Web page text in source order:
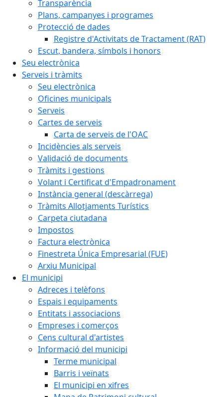
Transparència
Plans, campanyes i programes
Protecció de dades
Registre d'Activitats de Tractament (RAT)
Escut, bandera, símbols i honors
Seu electrònica
Serveis i tràmits
Seu electrònica
Oficines municipals
Serveis
Cartes de serveis
Carta de serveis de l'OAC
Incidències als serveis
Validació de documents
Tràmits i gestions
Volant i Certificat d'Empadronament
Instància general (descàrrega)
Tràmits Allotjaments Turístics
Carpeta ciutadana
Impostos
Factura electrònica
Finestreta Única Empresarial (FUE)
Arxiu Municipal
El municipi
Adreces i telèfons
Espais i equipaments
Entitats i associacions
Empreses i comerços
Cens cultural d'artistes
Informació del municipi
Terme municipal
Barris i veïnats
El municipi en xifres